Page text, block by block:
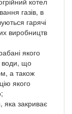
газів, в
гарячі
виробництв
якого
води, що
а також
якого
яка закриває